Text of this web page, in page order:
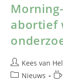
abortief
Kees van
Nieuws